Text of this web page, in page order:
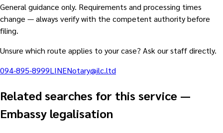
General guidance only. Requirements and processing times
change — always verify with the competent authority before
filing.
Unsure which route applies to your case? Ask our staff directly.
094-895-8999LINENotary@ilc.ltd
Related searches for this service —
Embassy legalisation